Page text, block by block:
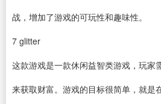
战，增加了游戏的可玩性和趣味性。
7 glitter
这款游戏是一款休闲益智类游戏，玩家
来获取财富。游戏的目标很简单，就是